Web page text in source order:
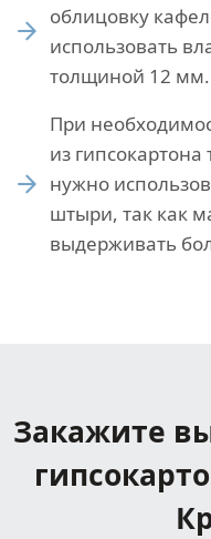
облицовку
использовать
толщиной 12 мм.
При
из
нужно
штыри, так как
выдерживать
Закажите